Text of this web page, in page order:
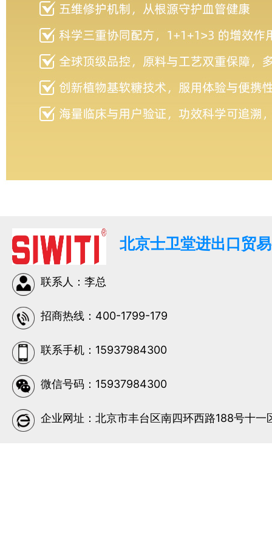
北京士卫堂进出口贸
联系人：李总
招商热线：400-1799-179
联系手机：15937984300
微信号码：15937984300
企业网址：北京市丰台区南四环西路188号十一